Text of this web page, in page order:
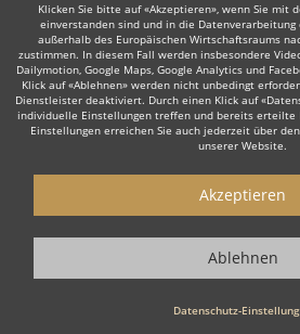
Klicken Sie bitte auf «Akzeptieren», wenn Sie mit
einverstanden sind und in die
außerhalb des Europäischen Wirtschaftsraums
zustimmen. In diesem Fall werden insbesondere
Dailymotion, Google Maps, Google Analytics und
Klick auf «Ablehnen» werden nicht unbedingt
Dienstleister deaktiviert. Durch einen Klick auf
individuelle Einstellungen treffen und bereits erteilte
Einstellungen erreichen Sie auch jederzeit über
unserer Website.
Datenschutz-
Akzeptieren
Ablehnen